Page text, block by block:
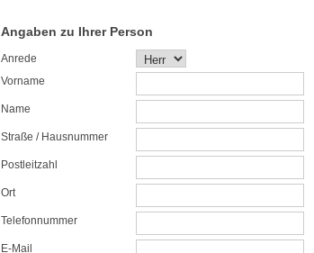
Angaben zu Ihrer Person
Anrede
Vorname
Name
Straße / Hausnummer
Postleitzahl
Ort
Telefonnummer
E-Mail